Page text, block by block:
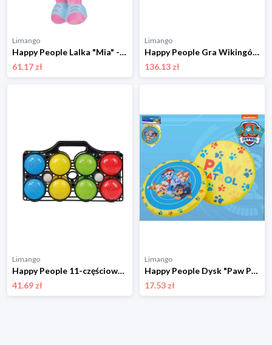
Limango
Happy People Lalka "Mia" - 0+ rozmiar: onesize
61.17 zł
Limango
Happy People Gra Wikingów - 3+ rozmiar: onesize
136.13 zł
Limango
Happy People 11-częściowy zestaw do gry w mini-boccia - 4+ rozmiar: onesize
41.69 zł
Limango
Happy People Dysk "Paw Patrol" do rzucania - 6 m+ rozmiar: onesize
17.53 zł